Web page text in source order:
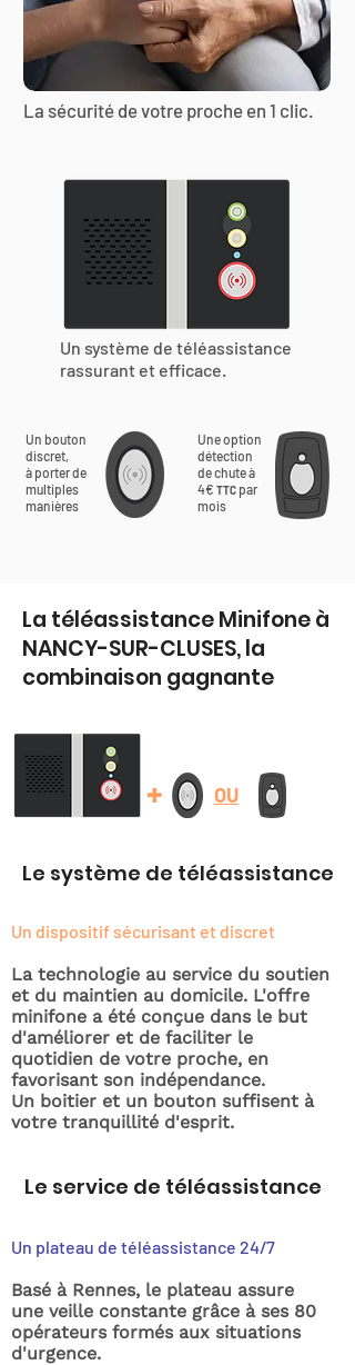
La sécurité de votre proche en 1 clic.
Un système de téléassistance
rassurant et efficace.
Un bouton
discret,
à porter de
multiples
manières
Une option
détection
de chute à
4€ TTC par
mois
La téléassistance Minifone à
NANCY-SUR-CLUSES, la
combinaison gagnante
+ OU
Le système de téléassistance
Un dispositif sécurisant et discret
La technologie au service du soutien
et du maintien au domicile. L'offre
minifone a été conçue dans le but
d'améliorer et de faciliter le
quotidien de votre proche, en
favorisant son indépendance.
Un boitier et un bouton suffisent à
votre tranquillité d'esprit.
Le service de téléassistance
Un plateau de téléassistance 24/7
Basé à Rennes, le plateau assure
une veille constante grâce à ses 80
opérateurs formés aux situations
d'urgence.